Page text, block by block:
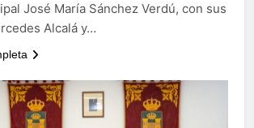
José María Sánchez Verdú, con sus
Alcalá y…